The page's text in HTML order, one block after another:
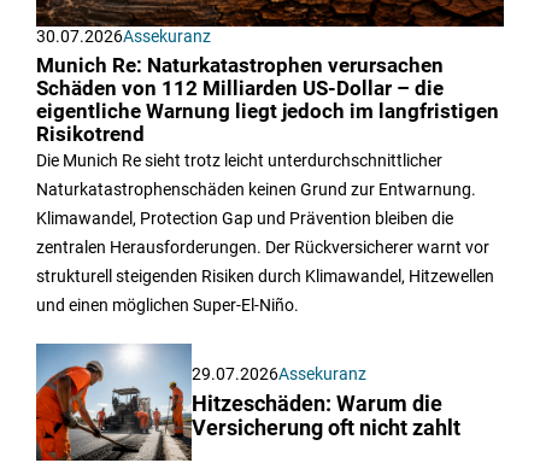
30.07.2026Assekuranz
Munich Re: Naturkatastrophen verursachen
Schäden von 112 Milliarden US-Dollar – die
eigentliche Warnung liegt jedoch im langfristigen
Risikotrend
Die Munich Re sieht trotz leicht unterdurchschnittlicher
Naturkatastrophenschäden keinen Grund zur Entwarnung.
Klimawandel, Protection Gap und Prävention bleiben die
zentralen Herausforderungen. Der Rückversicherer warnt vor
strukturell steigenden Risiken durch Klimawandel, Hitzewellen
und einen möglichen Super-El-Niño.
29.07.2026Assekuranz
Hitzeschäden: Warum die
Versicherung oft nicht zahlt